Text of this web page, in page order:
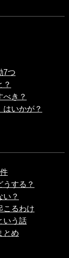
7つ
？
き？
いかが？
する？
い？
こるわけ
いう話
とめ